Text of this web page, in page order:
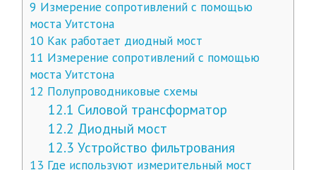
9 Измерение сопротивлений с помощью
моста Уитстона
10Как работает диодный мост
11 Измерение сопротивлений с помощью
моста Уитстона
12 Полупроводниковые схемы
12.1 Силовой трансформатор
12.2 Диодный мост
12.3 Устройство фильтрования
13 Где используют измерительный мост